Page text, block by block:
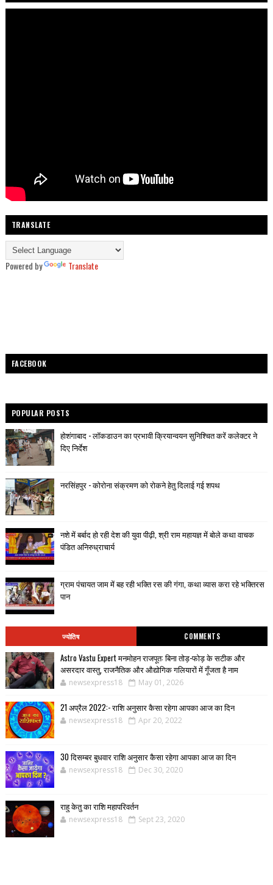
TRANSLATE
Powered by Translate
FACEBOOK
POPULAR POSTS
होशंगाबाद - लॉकडाउन का प्रभावी क्रियान्वयन सुनिश्चित करें कलेक्टर ने
दिए निर्देश
नरसिंहपुर - कोरोना संक्रमण को रोकने हेतु दिलाई गई शपथ
नशे में बर्बाद हो रही देश की युवा पीढ़ी, श्री राम महायज्ञ में बोले कथा वाचक
पंडित अनिरुध्राचार्य
ग्राम पंचायत जाम में बह रही भक्ति रस की गंगा, कथा व्यास करा रहे भक्तिरस
पान
ज्योतिष COMMENTS
Astro Vastu Expert मनमोहन राजपूत: बिना तोड़-फोड़ के सटीक और
असरदार वास्तु, राजनैतिक और औद्योगिक गलियारों में गूँजता है नाम
newsexpress18 May 01, 2026
21 अप्रैल 2022:- राशि अनुसार कैसा रहेगा आपका आज का दिन
newsexpress18 Apr 20, 2022
30 दिसम्बर बुधवार राशि अनुसार कैसा रहेगा आपका आज का दिन
newsexpress18 Dec 30, 2020
राहु केतु का राशि महापरिवर्तन
newsexpress18 Sept 23, 2020